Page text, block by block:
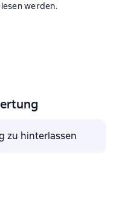
werden.
zu hinterlassen